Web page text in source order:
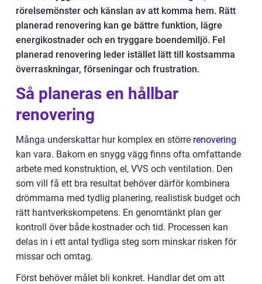
rörelsemönster och känslan av att komma hem. Rätt
planerad renovering kan ge bättre funktion, lägre
energikostnader och en tryggare boendemiljö. Fel
planerad renovering leder istället lätt till kostsamma
överraskningar, förseningar och frustration.
Så planeras en hållbar
renovering
Många underskattar hur komplex en större renovering
kan vara. Bakom en snygg vägg finns ofta omfattande
arbete med konstruktion, el, VVS och ventilation. Den
som vill få ett bra resultat behöver därför kombinera
drömmarna med tydlig planering, realistisk budget och
rätt hantverkskompetens. En genomtänkt plan ger
kontroll över både kostnader och tid. Processen kan
delas in i ett antal tydliga steg som minskar risken för
missar och omtag.
Först behöver målet bli konkret. Handlar det om att